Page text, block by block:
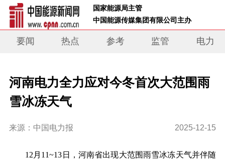
国家能源局主管
中国能源传媒集团有限公司主办
要闻 热点 参考 监管 电力
河南电力全力应对今冬首次大范围雨
雪冰冻天气
来源：中国电力报 2025-12-15
12月11~13日，河南省出现大范围雨雪冰冻天气并伴随